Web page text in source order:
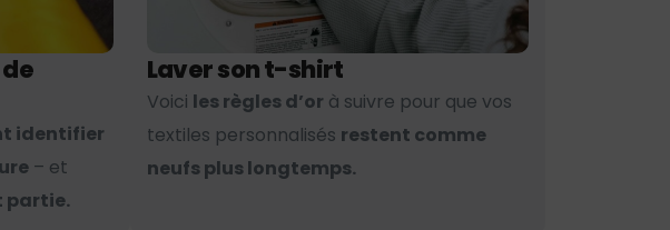
identifier
– et
partie.
Laver son t-shirt
Voici les règles d’or à suivre pour que vos
textiles personnalisés restent comme
neufs plus longtemps.